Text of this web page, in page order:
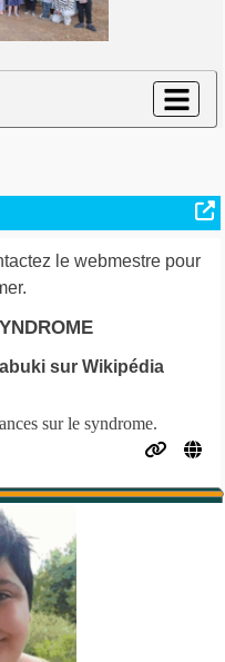
le webmestre pour
sur Wikipédia
sur le syndrome.